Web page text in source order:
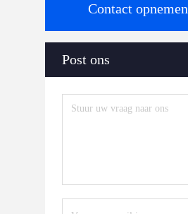
Contact opnemen
Post ons